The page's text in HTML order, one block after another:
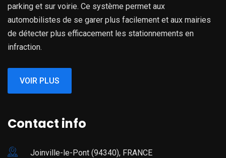
parking et sur voirie. Ce système permet aux
automobilistes de se garer plus facilement et aux mairies
de détecter plus efficacement les stationnements en
infraction.
VOIR PLUS
Contact info
Joinville-le-Pont (94340), FRANCE